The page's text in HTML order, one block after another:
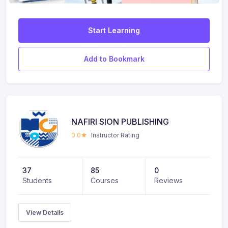
Start Learning
Add to Bookmark
NAFIRI SION PUBLISHING
0.0 Instructor Rating
37
Students
85
Courses
0
Reviews
View Details